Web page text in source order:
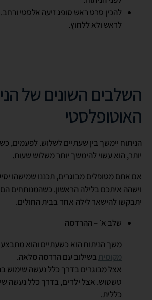
להכין סרט ראש סופג זיעה אלסטי
לראש ולא ללחוץ.
השלבים השונים של
האוטופלסטי
הניתוח יימשך בין שעתיים לשלוש. לפעמים,
יותר, הוא עשוי להימשך יותר משלוש שעות.
אם אתם מטופלים מבוגרים, תכננו שמישהו
וישהה איתכם בלילה הראשון. כשהמנותחים
יתבקשו להישאר לילה אחד בבית החולים.
שלב א׳ – ההרדמה
משך הניתוח הוא כשעתיים והוא מתבצע
מקומית בשילוב עם הרדמה מלאה.
אצל מבוגרים בדרך כלל נעשה שימוש
טשטוש. אצל ילדים, בדרך כלל נעשה
כללית.